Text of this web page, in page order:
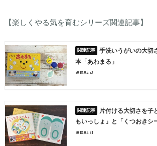
【楽しくやる気を育むシリーズ関連記事】
手洗いうがいの大切
本「あわまる」
2018.05.23
片付ける大切さを子
もいっしょ」と「くつおきシ
2018.05.21